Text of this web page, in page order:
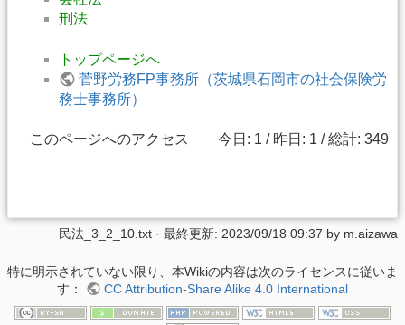
刑法
トップページへ
菅野労務FP事務所（茨城県石岡市の社会保険労
務士事務所）
このページへのアクセス 今日: 1 / 昨日: 1 / 総計: 349
民法_3_2_10.txt · 最終更新: 2023/09/18 09:37 by m.aizawa
特に明示されていない限り、本Wikiの内容は次のライセンスに従いま
す：
CC Attribution-Share Alike 4.0 International